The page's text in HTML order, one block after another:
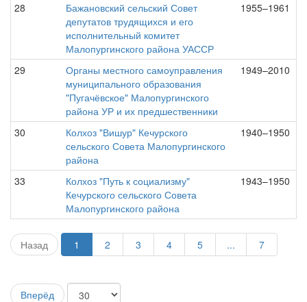
28
Бажановский сельский Совет
депутатов трудящихся и его
исполнительный комитет
Малопургинского района УАССР
1955–1961
29
Органы местного самоуправления
муниципального образования
"Пугачёвское" Малопургинского
района УР и их предшественники
1949–2010
30
Колхоз "Вишур" Кечурского
сельского Совета Малопургинского
района
1940–1950
33
Колхоз "Путь к социализму"
Кечурского сельского Совета
Малопургинского района
1943–1950
Назад 1 2 3 4 5 ... 7
Вперёд